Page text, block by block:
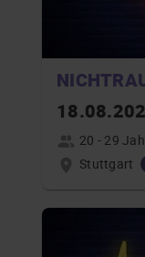
20 - 29
Stuttgart